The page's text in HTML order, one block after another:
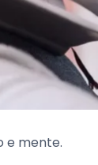
e mente.